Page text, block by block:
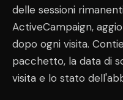
delle sessioni
ActiveCampaign,
dopo ogni visita.
pacchetto, la data di
visita e lo stato